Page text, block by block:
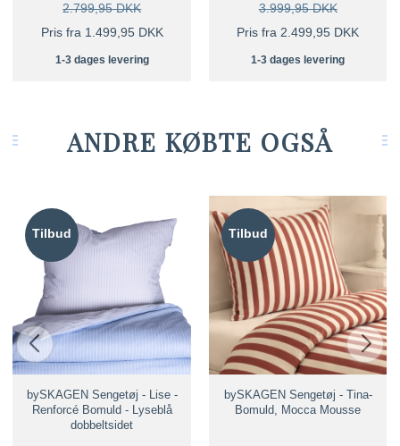
2.799,95 DKK
Pris fra 1.499,95 DKK
1-3 dages levering
3.999,95 DKK
Pris fra 2.499,95 DKK
1-3 dages levering
ANDRE KØBTE OGSÅ
Tilbud
bySKAGEN Sengetøj - Lise -
Renforcé Bomuld - Lyseblå
dobbeltsidet
Tilbud
bySKAGEN Sengetøj - Tina-
Bomuld, Mocca Mousse